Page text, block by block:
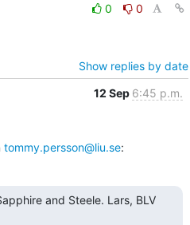
0
0
Show replies by date
12 Sep 6:45 p.m.
tommy.persson@liu.se:
and Steele. Lars, BLV